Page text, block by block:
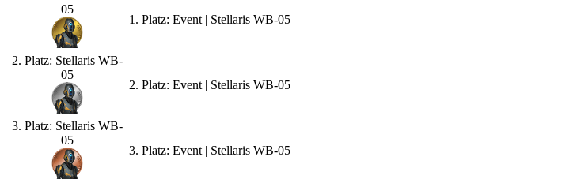
05
1. Platz: Event | Stellaris WB-05
2. Platz: Stellaris WB-
05
2. Platz: Event | Stellaris WB-05
3. Platz: Stellaris WB-
05
3. Platz: Event | Stellaris WB-05